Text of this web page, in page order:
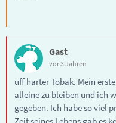
Gast
vor 3 Jahren
uff harter Tobak. Mein
alleine zu bleiben und ich
gegeben. Ich habe so viel